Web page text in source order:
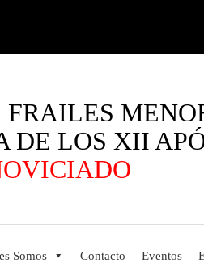
FRAILES
DE LOS XII
Somos Contacto Eventos